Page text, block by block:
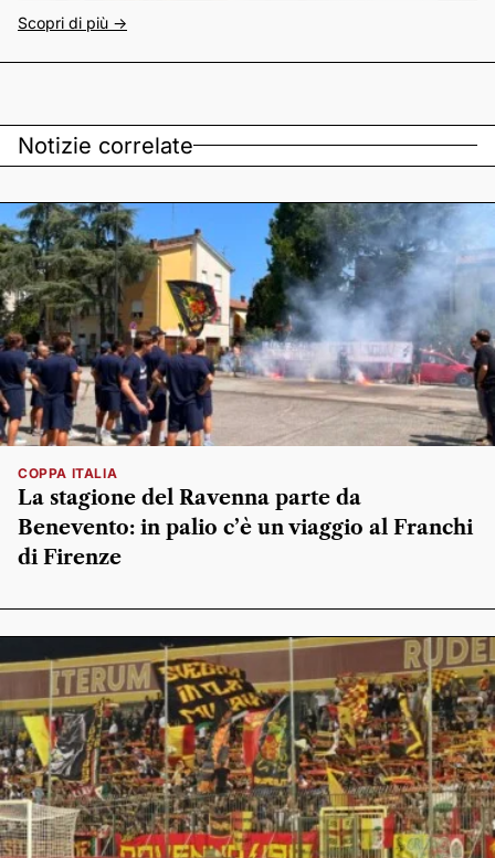
Scopri di più ->
Notizie correlate
COPPA ITALIA
La stagione del Ravenna parte da
Benevento: in palio c’è un viaggio al Franchi
di Firenze